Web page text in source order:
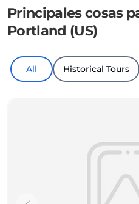
Principales cosas
Portland (US)
All Historical Tours